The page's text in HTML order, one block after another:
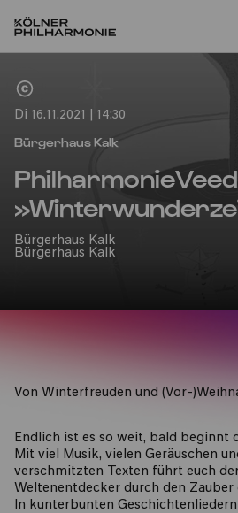
Di 16.11.2021 | 14:30
Bürgerhaus Kalk
Bürgerhaus Kalk
Bürgerhaus Kalk
Von Winterfreuden und (Vor-
Endlich ist es so weit, bald beginnt
Mit viel Musik, vielen Geräuschen
verschmitzten Texten führt euch
Weltenentdecker durch den
In kunterbunten